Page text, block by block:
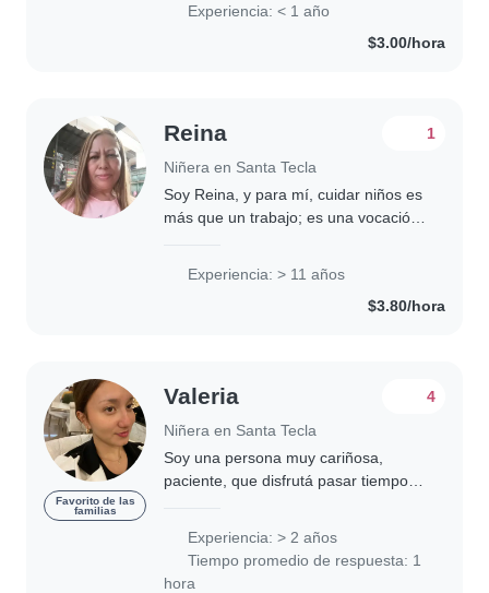
buscando oportunidades para cuidar
Experiencia: < 1 año
$3.00/hora
Reina
Niñera en Santa Tecla
1
Soy Reina, y para mí, cuidar niños es
más que un trabajo; es una vocación
alegría de acompañar a muchos
Experiencia: > 11 años
$3.80/hora
Favorito de las
familias
Valeria
Niñera en Santa Tecla
4
Soy una persona muy cariñosa,
paciente, que disfrutá pasar tiempo
seguros. Para mí, lo más importante
es que..
Experiencia: > 2 años
Tiempo promedio de respuesta: 1
hora